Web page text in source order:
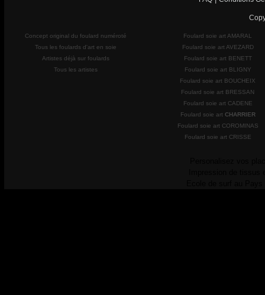
Concept original du foulard numéroté
Tous les foulards d'art en soie
Artistes déjà sur foulards
Tous les artistes
Foulard soie art AMARAL
Foulard soie art AVEZARD
Foulard soie art BENETT
Foulard soie art BLIGNY
Foulard soie art BOUCHEIX
Foulard soie art BRESSAN
Foulard soie art CADENE
Foulard soie art CHARRIER
Foulard soie art COROMINAS
Foulard soie art CRISSE